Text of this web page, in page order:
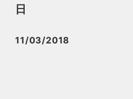
日
投稿日
11/03/2018